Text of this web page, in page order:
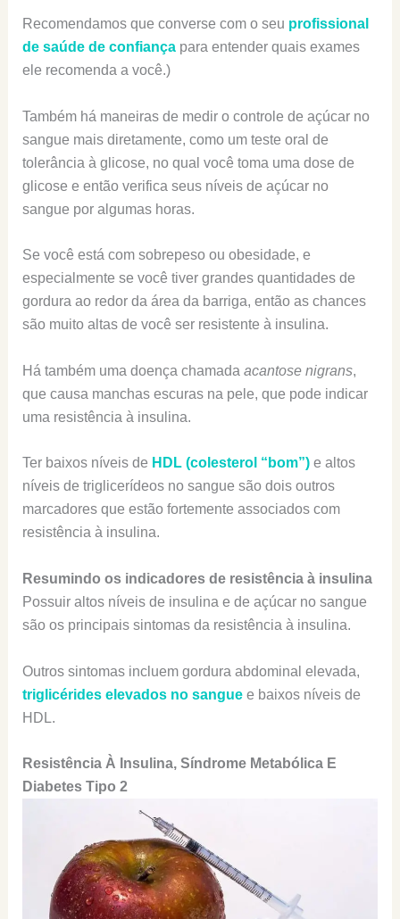
Recomendamos que converse com o seu profissional
de saúde de confiançapara entender quais exames
ele recomenda a você.)
Também há maneiras de medir o controle de açúcar no
sangue mais diretamente, como um teste oral de
tolerância à glicose, no qual você toma uma dose de
glicose e então verifica seus níveis de açúcar no
sangue por algumas horas.
Se você está com sobrepeso ou obesidade, e
especialmente se você tiver grandes quantidades de
gordura ao redor da área da barriga, então as chances
são muito altas de você ser resistente à insulina.
Há também uma doença chamada acantose nigrans,
que causa manchas escuras na pele, que pode indicar
uma resistência à insulina.
Ter baixos níveis de HDL (colesterol “bom”)e altos
níveis de triglicerídeos no sangue são dois outros
marcadores que estão fortemente associados com
resistência à insulina.
Resumindo os indicadores de resistência à insulina
Possuir altos níveis de insulina e de açúcar no sangue
são os principais sintomas da resistência à insulina.
Outros sintomas incluem gordura abdominal elevada,
triglicérides elevados no sanguee baixos níveis de
HDL.
Resistência À Insulina, Síndrome Metabólica E
Diabetes Tipo 2